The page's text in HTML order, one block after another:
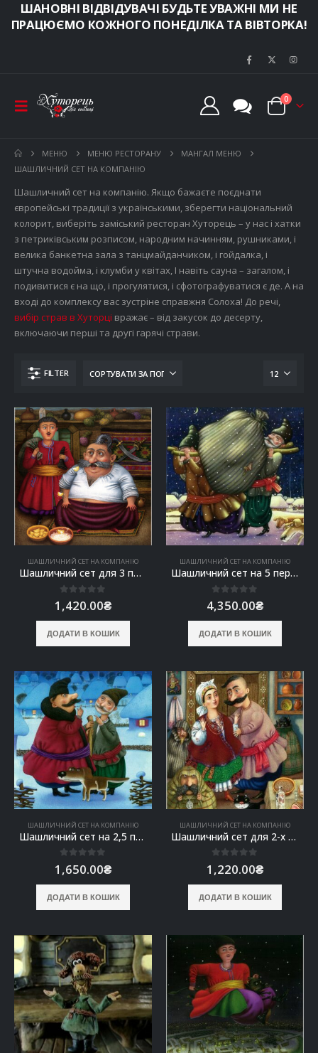
ШАНОВНІ ВІДВІДУВАЧІ БУДЬТЕ УВАЖНІ МИ НЕ
ПРАЦЮЄМО КОЖНОГО ПОНЕДІЛКА ТА ВІВТОРКА!
0
МЕНЮ МЕНЮ РЕСТОРАНУ
МАНГАЛ МЕНЮ
ШАШЛИЧНИЙ СЕТ НА КОМПАНІЮ
Шашличний сет на компанію. Якщо бажаєте поєднати
європейські традиції з українськими, зберегти національний
колорит, виберіть заміський ресторан Хуторець – у нас і хатки
з петриківським розписом, народним начинням, рушниками, і
велика банкетна зала з танцмайданчиком, і гойдалка, і
штучна водойма, і клумби у квітах, І навіть сауна – загалом, і
подивитися є на що, і прогулятися, і сфотографуватися є де. А на
вході до комплексу вас зустріне справжня Солоха! До речі,
вибір страв в Хуторці вражає – від закусок до десерту,
включаючи перші та другі гарячі страви.
FILTER
ШАШЛИЧНИЙ СЕТ НА КОМПАНІЮ
Шашличний сет для 3 персон “Несподівані гості”
out of 5
1,420.00₴
ДОДАТИ В КОШИК
ШАШЛИЧНИЙ СЕТ НА КОМПАНІЮ
Шашличний сет на 5 персон “Від пуза”
0 out of 5
4,350.00₴
ДОДАТИ В КОШИК
ШАШЛИЧНИЙ СЕТ НА КОМПАНІЮ
Шашличний сет на 2,5 персони ”Кум прийшов”
out of 5
1,650.00₴
ДОДАТИ В КОШИК
ШАШЛИЧНИЙ СЕТ НА КОМПАНІЮ
Шашличний сет для 2-х осіб
out of 5
1,220.00₴
ДОДАТИ В КОШИК